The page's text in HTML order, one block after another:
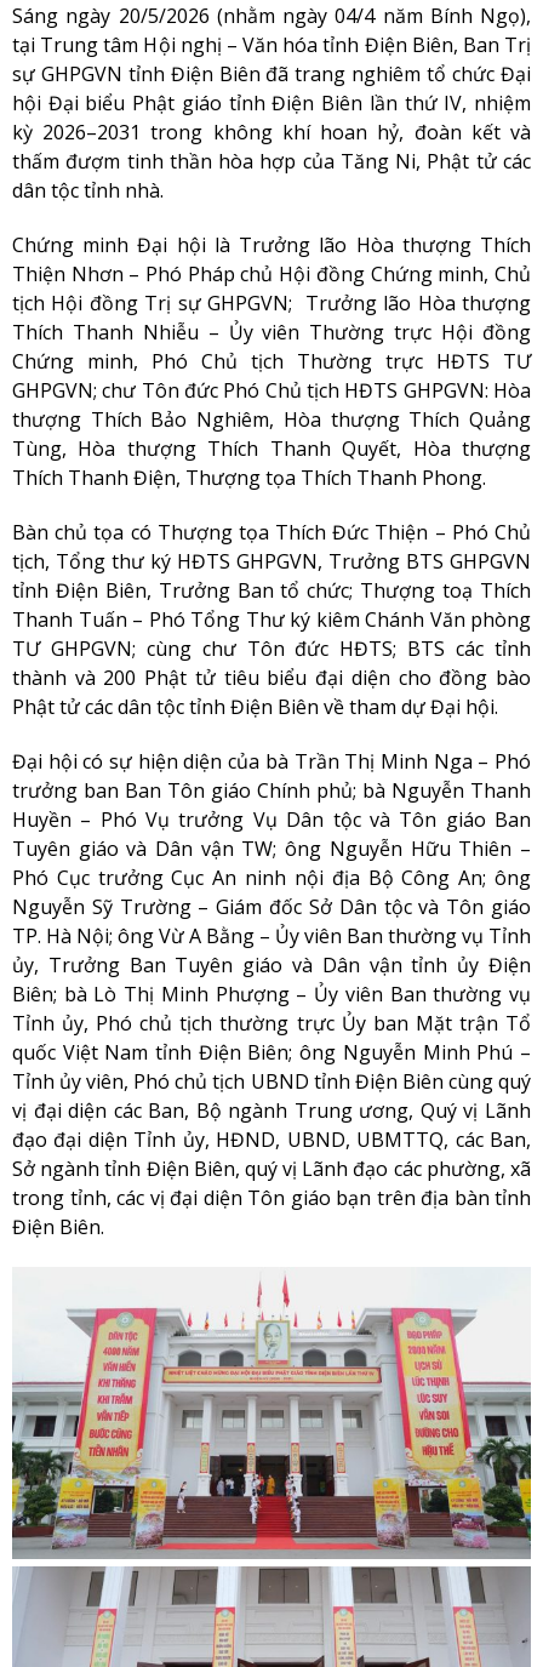
Sáng ngày 20/5/2026 (nhằm ngày 04/4 năm Bính Ngọ),
tại Trung tâm Hội nghị – Văn hóa tỉnh Điện Biên, Ban Trị
sự GHPGVN tỉnh Điện Biên đã trang nghiêm tổ chức Đại
hội Đại biểu Phật giáo tỉnh Điện Biên lần thứ IV, nhiệm
kỳ 2026–2031 trong không khí hoan hỷ, đoàn kết và
thấm đượm tinh thần hòa hợp của Tăng Ni, Phật tử các
dân tộc tỉnh nhà.
Chứng minh Đại hội là Trưởng lão Hòa thượng Thích
Thiện Nhơn – Phó Pháp chủ Hội đồng Chứng minh, Chủ
tịch Hội đồng Trị sự GHPGVN; Trưởng lão Hòa thượng
Thích Thanh Nhiễu – Ủy viên Thường trực Hội đồng
Chứng minh, Phó Chủ tịch Thường trực HĐTS TƯ
GHPGVN; chư Tôn đức Phó Chủ tịch HĐTS GHPGVN: Hòa
thượng Thích Bảo Nghiêm, Hòa thượng Thích Quảng
Tùng, Hòa thượng Thích Thanh Quyết, Hòa thượng
Thích Thanh Điện, Thượng tọa Thích Thanh Phong.
Bàn chủ tọa có Thượng tọa Thích Đức Thiện – Phó Chủ
tịch, Tổng thư ký HĐTS GHPGVN, Trưởng BTS GHPGVN
tỉnh Điện Biên, Trưởng Ban tổ chức; Thượng toạ Thích
Thanh Tuấn – Phó Tổng Thư ký kiêm Chánh Văn phòng
TƯ GHPGVN; cùng chư Tôn đức HĐTS; BTS các tỉnh
thành và 200 Phật tử tiêu biểu đại diện cho đồng bào
Phật tử các dân tộc tỉnh Điện Biên về tham dự Đại hội.
Đại hội có sự hiện diện của bà Trần Thị Minh Nga – Phó
trưởng ban Ban Tôn giáo Chính phủ; bà Nguyễn Thanh
Huyền – Phó Vụ trưởng Vụ Dân tộc và Tôn giáo Ban
Tuyên giáo và Dân vận TW; ông Nguyễn Hữu Thiên –
Phó Cục trưởng Cục An ninh nội địa Bộ Công An; ông
Nguyễn Sỹ Trường – Giám đốc Sở Dân tộc và Tôn giáo
TP. Hà Nội; ông Vừ A Bằng – Ủy viên Ban thường vụ Tỉnh
ủy, Trưởng Ban Tuyên giáo và Dân vận tỉnh ủy Điện
Biên; bà Lò Thị Minh Phượng – Ủy viên Ban thường vụ
Tỉnh ủy, Phó chủ tịch thường trực Ủy ban Mặt trận Tổ
quốc Việt Nam tỉnh Điện Biên; ông Nguyễn Minh Phú –
Tỉnh ủy viên, Phó chủ tịch UBND tỉnh Điện Biên cùng quý
vị đại diện các Ban, Bộ ngành Trung ương, Quý vị Lãnh
đạo đại diện Tỉnh ủy, HĐND, UBND, UBMTTQ, các Ban,
Sở ngành tỉnh Điện Biên, quý vị Lãnh đạo các phường, xã
trong tỉnh, các vị đại diện Tôn giáo bạn trên địa bàn tỉnh
Điện Biên.